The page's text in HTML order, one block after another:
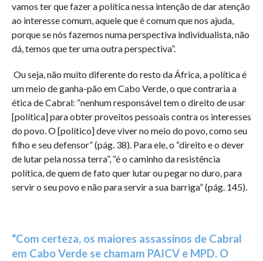
vamos ter que fazer a política nessa intenção de dar atenção
ao interesse comum, aquele que é comum que nos ajuda,
porque se nós fazemos numa perspectiva individualista, não
dá, temos que ter uma outra perspectiva”.
Ou seja, não muito diferente do resto da África, a política é
um meio de ganha-pão em Cabo Verde, o que contraria a
ética de Cabral: “nenhum responsável tem o direito de usar
[política] para obter proveitos pessoais contra os interesses
do povo. O [político] deve viver no meio do povo, como seu
filho e seu defensor” (pág. 38). Para ele, o “direito e o dever
de lutar pela nossa terra”, “é o caminho da resistência
política, de quem de fato quer lutar ou pegar no duro, para
servir o seu povo e não para servir a sua barriga” (pág. 145).
“Com certeza, os maiores assassinos de Cabral
em Cabo Verde se chamam PAICV e MPD. O